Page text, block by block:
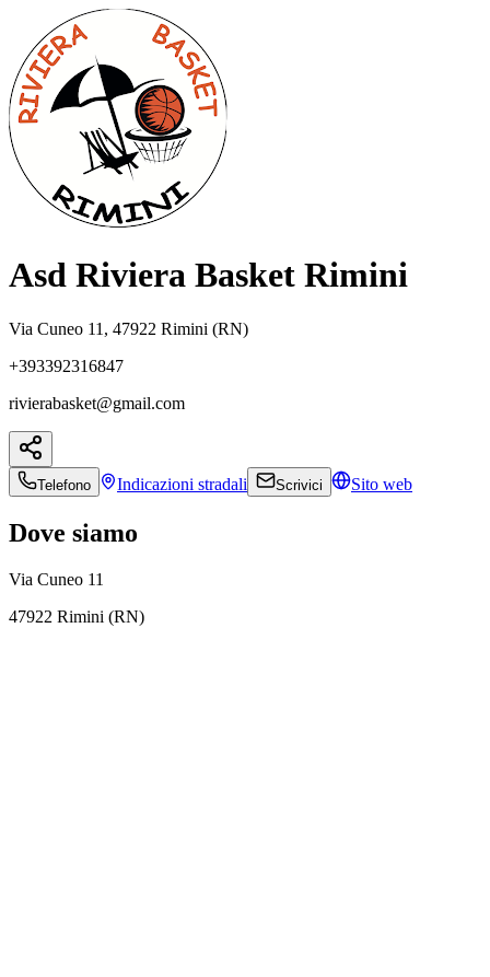
Asd Riviera Basket Rimini
Via Cuneo 11, 47922 Rimini (RN)
+393392316847
rivierabasket@gmail.com
Telefono Indicazioni stradali Scrivici Sito web
Dove siamo
Via Cuneo 11
47922 Rimini (RN)